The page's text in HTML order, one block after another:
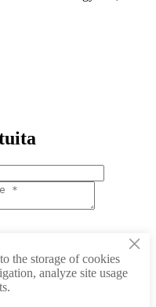
×
the storage of cookies
analyze site usage